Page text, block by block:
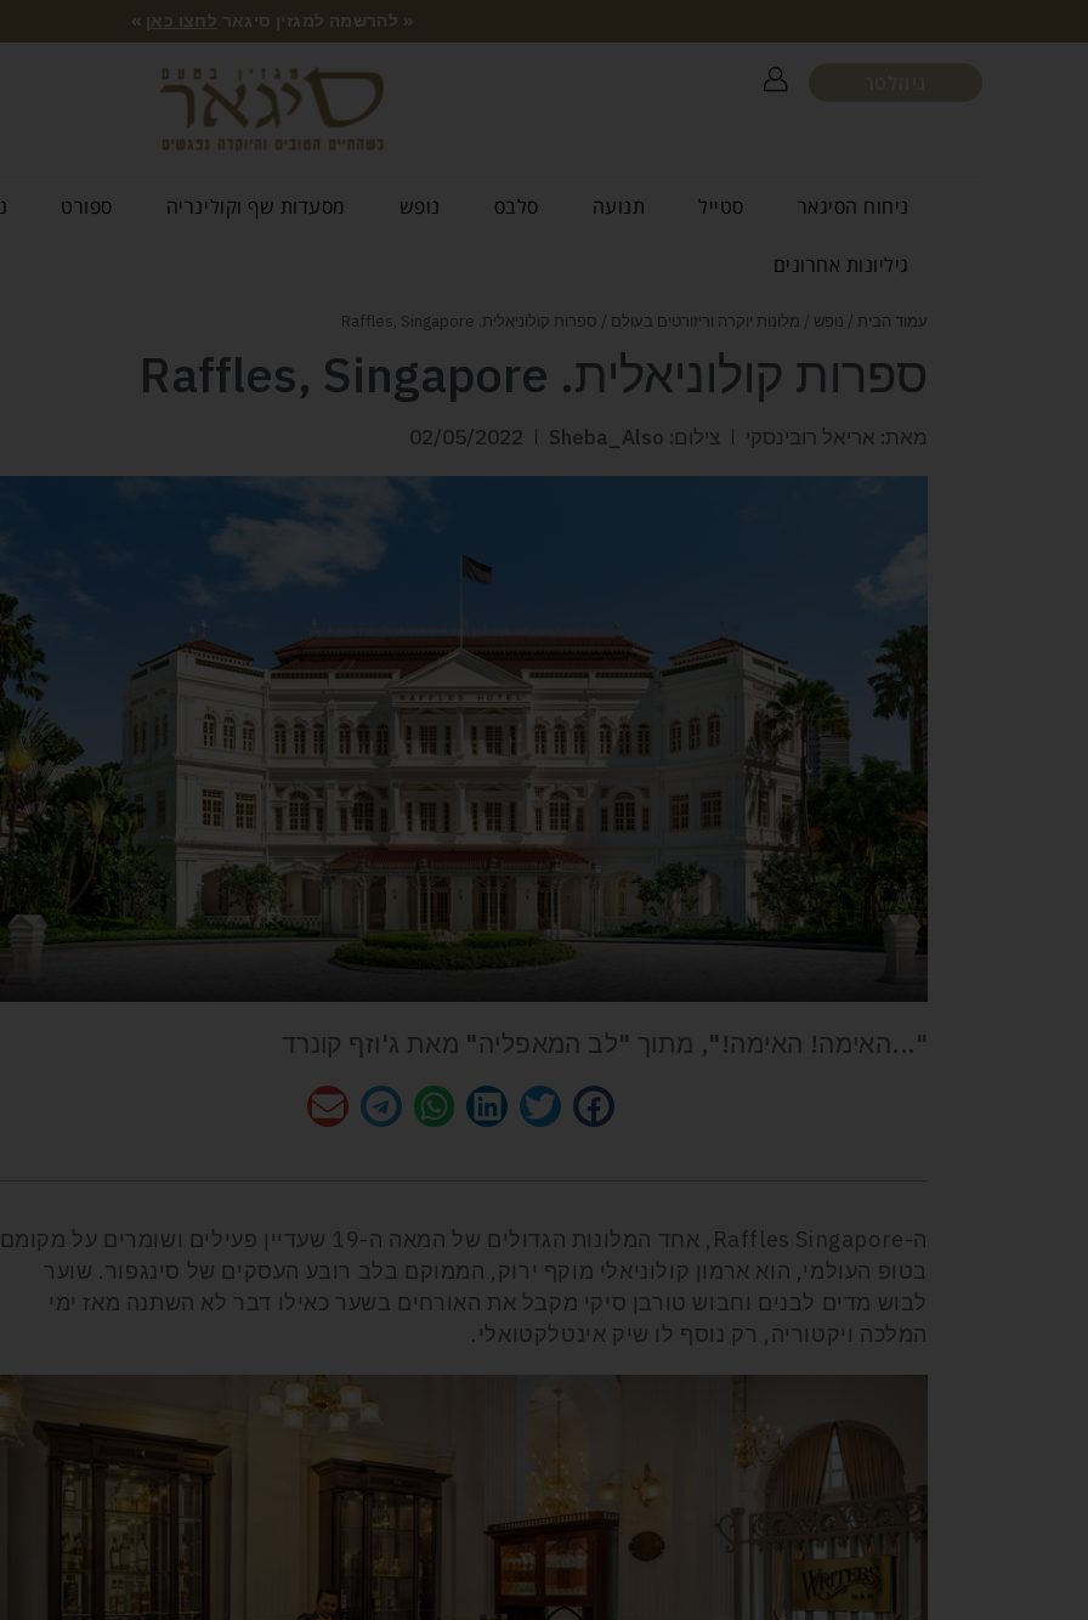
« להרשמה למגזין סיגאר לחצו כאן »
ניחוח הסיגאר סטייל תנועה סלבס נופש מסעדות שף וקולינריה ספורט
גיליונות אחרונים
עמוד הבית / נופש / מלונות יוקרה וריזורטים בעולם / ספרות קולוניאלית. Raffles, Singapore
ספרות קולוניאלית. Raffles, Singapore
מאת: אריאל רובינסקי צילום: Sheba_Also 02/05/2022
"...האימה! האימה!", מתוך "לב המאפליה" מאת ג'וזף קונרד
ה-Raffles Singapore, אחד המלונות הגדולים של המאה ה-19 שעדיין פעילים ושומרים על מקומם
בטופ העולמי, הוא ארמון קולוניאלי מוקף ירוק, הממוקם בלב רובע העסקים של סינגפור. שוער
לבוש מדים לבנים וחבוש טורבן סיקי מקבל את האורחים בשער כאילו דבר לא השתנה מאז ימי
המלכה ויקטוריה, רק נוסף לו שיק אינטלקטואלי.